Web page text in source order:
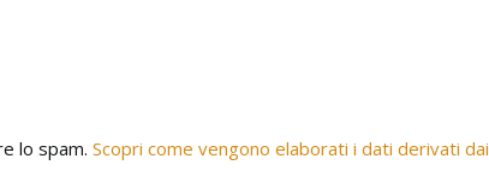
lo spam. Scopri come vengono elaborati i dati derivati dai